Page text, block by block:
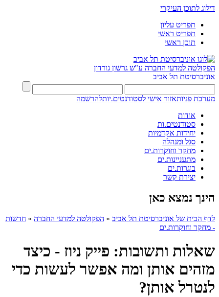
דילוג לתוכן העיקרי
תפריט עליון
תפריט ראשי
תוכן ראשי
הפקולטה למדעי החברה ע"ש גרשון גורדון
אוניברסיטת תל אביב
מערכת פניותאזור אישי לסטודנטים.יותלהרשמה
אודות
סטודנטים.ות
יחידות אקדמיות
סגל ומנהלה
מחקר וחוקרות.ים
מתעניינות.ים
בוגרות.ים
יצירת קשר
הינך נמצא כאן
לדף הבית של אוניברסיטת תל אביב » הפקולטה למדעי החברה » חדשות
- מחקר וחוקרות.ים
שאלות ותשובות: פייק ניוז - כיצד
מזהים אותן ומה אפשר לעשות כדי
לנטרל אותן?